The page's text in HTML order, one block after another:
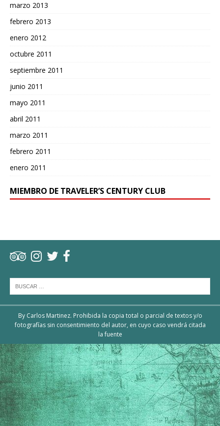
marzo 2013
febrero 2013
enero 2012
octubre 2011
septiembre 2011
junio 2011
mayo 2011
abril 2011
marzo 2011
febrero 2011
enero 2011
MIEMBRO DE TRAVELER’S CENTURY CLUB
By Carlos Martinez. Prohibida la copia total o parcial de textos y/o
fotografías sin consentimiento del autor, en cuyo caso vendrá citada
la fuente